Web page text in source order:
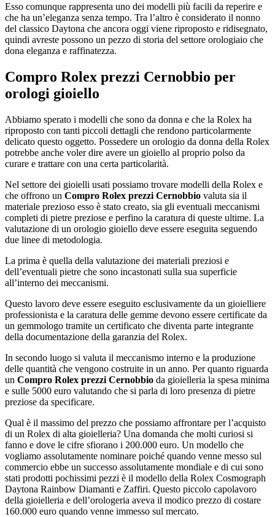
Esso comunque rappresenta uno dei modelli più facili da reperire e
che ha un’eleganza senza tempo. Tra l’altro è considerato il nonno
del classico Daytona che ancora oggi viene riproposto e ridisegnato,
quindi avreste possono un pezzo di storia del settore orologiaio che
dona eleganza e raffinatezza.
Compro Rolex prezzi Cernobbio per
orologi gioiello
Abbiamo sperato i modelli che sono da donna e che la Rolex ha
riproposto con tanti piccoli dettagli che rendono particolarmente
delicato questo oggetto. Possedere un orologio da donna della Rolex
potrebbe anche voler dire avere un gioiello al proprio polso da
curare e trattare con una certa particolarità.
Nel settore dei gioielli usati possiamo trovare modelli della Rolex e
che offrono un Compro Rolex prezzi Cernobbio valuta sia il
materiale prezioso esso è stato creato, sia gli eventuali meccanismi
completi di pietre preziose e perfino la caratura di queste ultime. La
valutazione di un orologio gioiello deve essere eseguita seguendo
due linee di metodologia.
La prima è quella della valutazione dei materiali preziosi e
dell’eventuali pietre che sono incastonati sulla sua superficie
all’interno dei meccanismi.
Questo lavoro deve essere eseguito esclusivamente da un gioielliere
professionista e la caratura delle gemme devono essere certificate da
un gemmologo tramite un certificato che diventa parte integrante
della documentazione della garanzia del Rolex.
In secondo luogo si valuta il meccanismo interno e la produzione
delle quantità che vengono costruite in un anno. Per quanto riguarda
un Compro Rolex prezzi Cernobbio da gioielleria la spesa minima
e sulle 5000 euro valutando che si parla di loro presenza di pietre
preziose da specificare.
Qual è il massimo del prezzo che possiamo affrontare per l’acquisto
di un Rolex di alta gioielleria? Una domanda che molti curiosi si
fanno e dove le cifre sfiorano i 200.000 euro. Un modello che
vogliamo assolutamente nominare poiché quando venne messo sul
commercio ebbe un successo assolutamente mondiale e di cui sono
stati prodotti pochissimi pezzi è il modello della Rolex Cosmograph
Daytona Rainbow Diamanti e Zaffiri. Questo piccolo capolavoro
della gioielleria e dell’orologeria aveva il modico prezzo di costare
160.000 euro quando venne immesso sul mercato.